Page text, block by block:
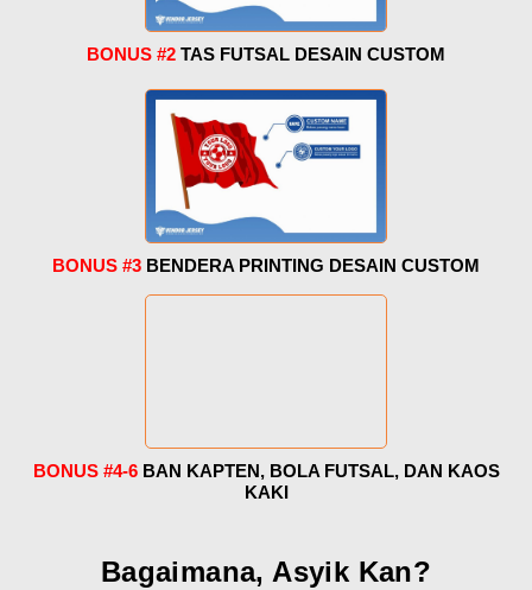
BONUS #2 TAS FUTSAL DESAIN CUSTOM
BONUS #3 BENDERA PRINTING DESAIN CUSTOM
BONUS #4-6BAN KAPTEN, BOLA FUTSAL, DAN KAOS
KAKI
Bagaimana, Asyik Kan?